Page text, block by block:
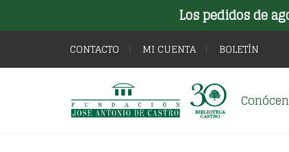
Los pedidos de
CONTACTO MI CUENTA BOLETÍN